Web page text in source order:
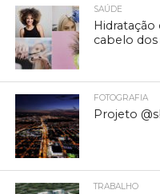
SAÚDE
Hidratação
cabelo
FOTOGRAFIA
Projeto
TRABALHO